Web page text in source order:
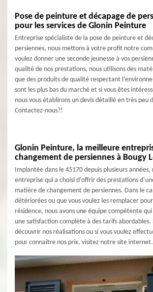
Pose de peinture et décapage de
pour les services de Glonin Peinture
Entreprise spécialiste de la pose de peinture et
persiennes, nous mettons à votre profit notre
voulez donner une seconde jeunesse à vos
qualité de nos prestations, nous utilisons des
que des produits de qualité respectant
sont les plus bas du marché et si vous êtes
nous vous établirons un devis détaillé en très peu
Contactez-nous?!
Glonin Peinture, la meilleure
changement de persiennes à Bougy
Implantée dans le 45170 depuis plusieurs années,
entreprise qui a choisi d’offrir des prestations
matière de changement de persiennes. Dans le
détériorées ou que vous voulez les remplacer
résidence, nous avons une équipe compétente
une satisfaction complète à des tarifs abordables.
découvrir nos réalisations ou si vous voulez
pour connaître nos prix, visitez notre site internet.